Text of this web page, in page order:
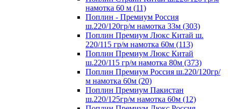
намотка 60 м (11)
Поплин - Премиум Россия
ш.220/120гр/м намотка 33м (303)
Поплин Премиум Люкс Китай ш.
220/115 гр/м намотка 60м (113)
Поплин Премиум Люкс Китай
ш.220/115 гр/м намотка 80м (373)
Поплин Премиум Россия ш.220/120гр/
м намотка 60м (20)
Поплин Премиум Пакистан
ш.220/125гр/м намотка 60м (12)